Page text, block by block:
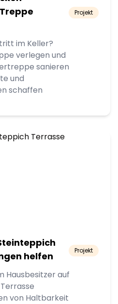
Projekt
im Keller?
verlegen und
sanieren
und
schaffen
helfen
Projekt
Hausbesitzer auf
von Haltbarkeit